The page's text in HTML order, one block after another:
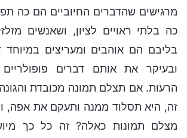
מרגישים שהדברים החיוביים הם כה
כה בלתי ראויים לציון, ושאנשים
בליבם הם אוהבים ומעריצים במיוחד
ובעיקר את אותם דברים
הרעות. אם תצלם תמונה מכובדת
זה, היא תסלוד ממנה ותעקם את אפה,
מצלם תמונות כאלה? זה כל כך